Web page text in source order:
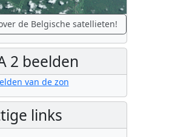
de Belgische satellieten!
2 beelden
links